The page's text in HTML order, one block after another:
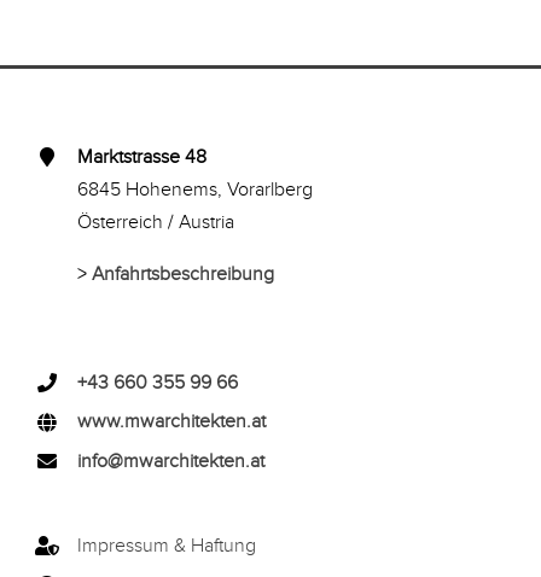
Marktstrasse 48
6845 Hohenems, Vorarlberg
Österreich / Austria
>Anfahrtsbeschreibung
+43 660 355 99 66
www.mwarchitekten.at
info@mwarchitekten.at
Impressum & Haftung